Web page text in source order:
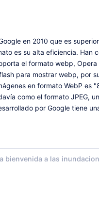
en 2010 que es
es su alta eficiencia.
el formato webp,
para mostrar webp, por
en formato WebP es
como el formato
por Google tiene